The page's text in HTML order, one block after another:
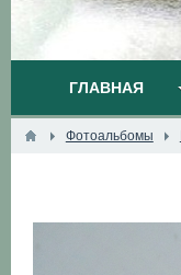
ГЛАВНАЯ
Фотоальбомы